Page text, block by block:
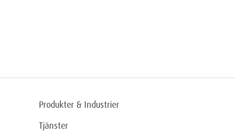
Produkter & Industrier
Tjänster